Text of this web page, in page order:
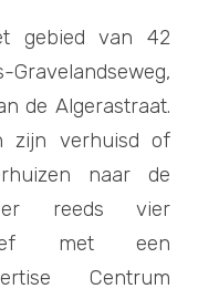
gebied van 42
de Algerastraat.
zijn verhuisd of
naar de
reeds vier
met een
Centrum